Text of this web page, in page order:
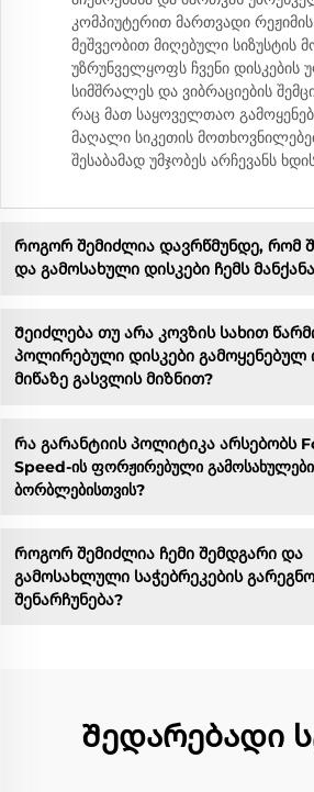
კომპიუტერით მართვადი
მეშვეობით მიღებული სიზუსტის
უზრუნველყოფს ჩვენი დისკების
სიმშრალეს და ვიბრაციების
რაც მათ საყოველთაო
მაღალი სიკეთის
შესაბამად უმჯობეს არჩევანს
Როგორ შემიძლია დავრწმუნდე, რომ
და გამოსახული დისკები ჩემს
Შეიძლება თუ არა კოვზის სახით
პოლირებული დისკები გამოყენებულ
მიწაზე გასვლის მიზნით?
Რა გარანტიის პოლიტიკა არსებობს
Speed-ის ფორჟირებული
ბორბლებისთვის?
Როგორ შემიძლია ჩემი შემდგარი და
გამოსახლული საჭებრეკების
შენარჩუნება?
Შედარებადი